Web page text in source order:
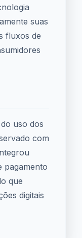
suas
fluxos de
uso dos
com
pagamento
que
digitais